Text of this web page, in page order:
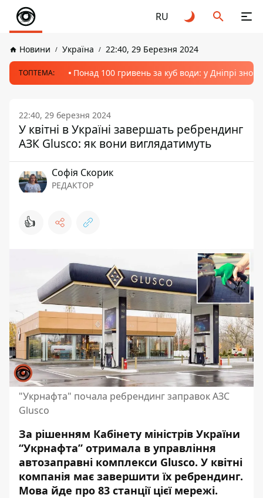
RU
Новини Україна 22:40, 29 Березня 2024
ТОПТЕМА: Понад 100 гривень за куб води: у Дніпрі
22:40, 29 березня 2024
У квітні в Україні завершать ребрендинг
АЗК Glusco: як вони виглядатимуть
Софія Скорик
РЕДАКТОР
👍
"Укрнафта" почала ребрендинг заправок АЗС
Glusco
За рішенням Кабінету міністрів України
“Укрнафта” отримала в управління
автозаправні комплекси Glusco. У квітні
компанія має завершити їх ребрендинг.
Мова йде про 83 станції цієї мережі.